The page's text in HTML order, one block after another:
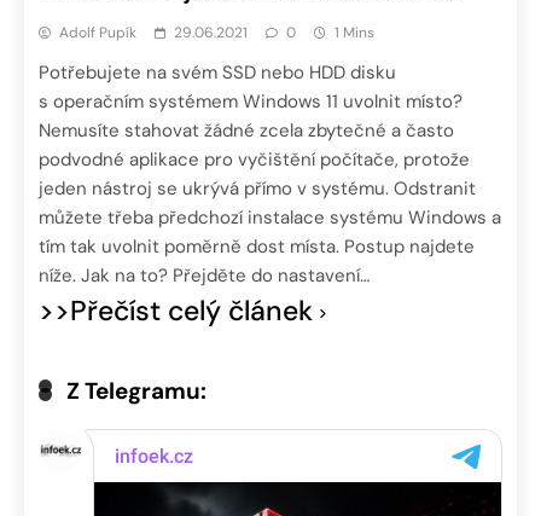
Adolf Pupík 29.06.2021 0 1 Mins
Potřebujete na svém SSD nebo HDD disku
s operačním systémem Windows 11 uvolnit místo?
Nemusíte stahovat žádné zcela zbytečné a často
podvodné aplikace pro vyčištění počítače, protože
jeden nástroj se ukrývá přímo v systému. Odstranit
můžete třeba předchozí instalace systému Windows a
tím tak uvolnit poměrně dost místa. Postup najdete
níže. Jak na to? Přejděte do nastavení…
>>Přečíst celý článek
Z Telegramu: